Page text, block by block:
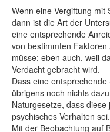
Wenn eine Vergiftung mit
dann ist die Art der
eine entsprechende
von bestimmten
müsse; eben auch, weil
Verdacht gebracht wird.
Dass eine
übrigens noch nichts
Naturgesetze, dass
psychisches Verhalten sei.
Mit der Beobachtung auf